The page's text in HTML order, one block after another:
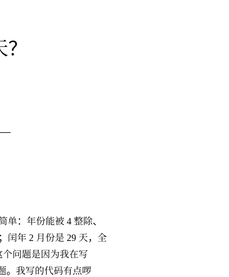
：年份能被 4 整除、
闰年 2 月份是 29 天，全
个问题是因为我在写
。我写的代码有点啰